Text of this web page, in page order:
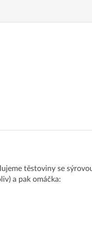
těstoviny se
a pak omáčka: